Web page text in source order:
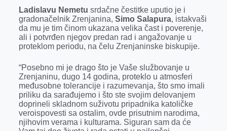
Ladislavu Nemetu srdačne čestitke uputio je i
gradonačelnik Zrenjanina, Simo Salapura, istakvaši
da mu je tim činom ukazana velika čast i poverenje,
ali i potvrđen njegov predan rad i angažovanje u
proteklom periodu, na čelu Zrenjaninske biskupije.
“Posebno mi je drago što je Vaše službovanje u
Zrenjaninu, dugo 14 godina, proteklo u atmosferi
međusobne tolerancije i razumevanja, što smo imali
priliku da sarađujemo i što ste svojim delovanjem
doprineli skladnom suživotu pripadnika katoličke
veroispovesti sa ostalim, ovde prisutnim narodima,
njihovim verama i kulturama. Siguran sam da će